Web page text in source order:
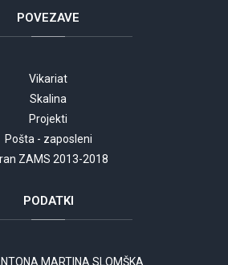
POVEZAVE
Vikariat
Skalina
Projekti
Pošta - zaposleni
ZAMS 2013-2018
PODATKI
MARTINA SLOMŠKA